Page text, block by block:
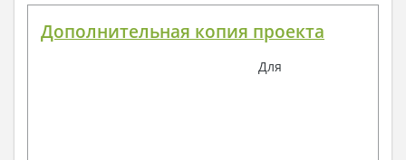
Дополнительная копия проекта
Для